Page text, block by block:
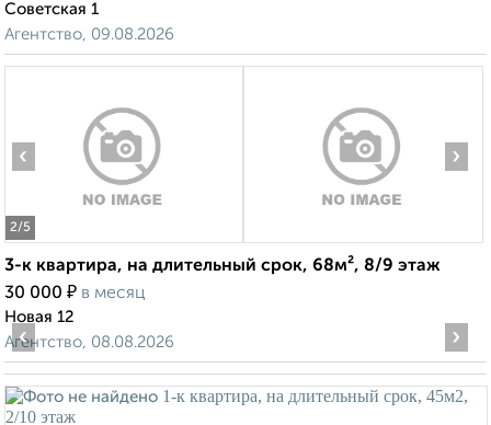
Советская 1
Агентство, 09.08.2026
2/5
‹ ›
3-к квартира, на длительный срок, 68м², 8/9 этаж
30 000 ₽ в месяц
Новая 12
Агентство, 08.08.2026
‹ ›